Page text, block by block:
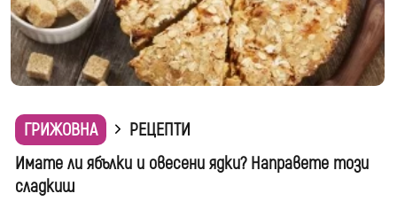
ГРИЖОВНА
РЕЦЕПТИ
Имате ли ябълки и овесени ядки? Направете този
сладкиш